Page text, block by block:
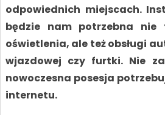
odpowiednich miejscach.
będzie nam potrzebna
oświetlenia, ale też obsługi
wjazdowej czy furtki. Nie
nowoczesna posesja
internetu.